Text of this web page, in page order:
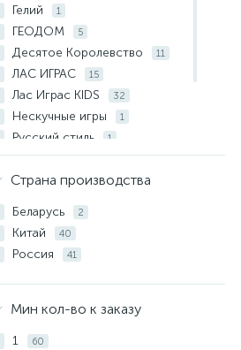
Гелий 1
ГЕОДОМ 5
Десятое Королевство 11
ЛАС ИГРАС 15
Лас Играс KIDS 32
Нескучные игры 1
Русский стиль 1
Умка 1
Умные игры 8
Страна производства
Беларусь 2
Китай 40
Россия 41
Мин кол-во к заказу
1 60